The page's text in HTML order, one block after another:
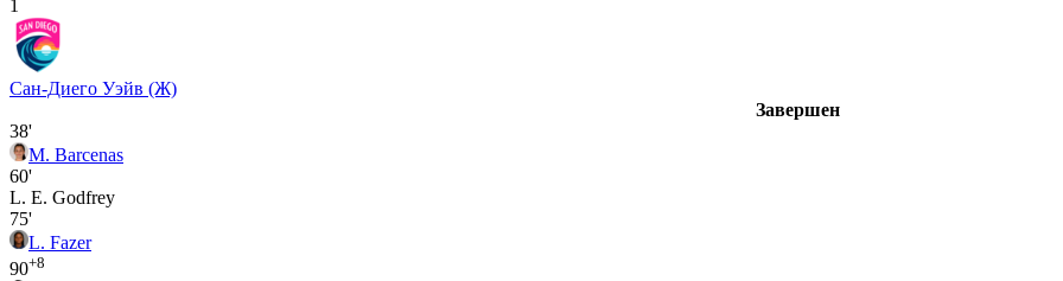
1
Сан-Диего Уэйв (Ж)
Завершен
38'
M. Barcenas
60'
L. E. Godfrey
75'
L. Fazer
90+8